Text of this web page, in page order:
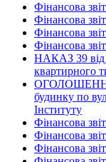
Фінансова
Фінансова
Фінансова
Фінансова
НАКАЗ 39 від
квартирного
ОГОЛОШЕННЯ
будинку по
Інституту
Фінансова
Фінансова
Фінансова